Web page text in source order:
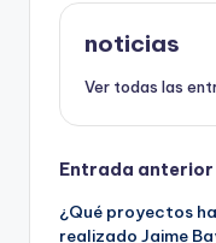
noticias
Ver todas las
de
Entrada anterior
¿Qué proyectos ha
realizado Jaime